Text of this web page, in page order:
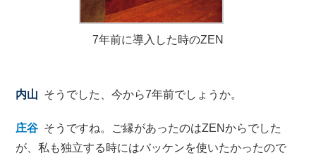
7年前に導入した時のZEN
内山 そうでした、今から7年前でしょうか。
庄谷 そうですね。ご縁があったのはZENからでした
が、私も独立する時にはバッケンを使いたかったので